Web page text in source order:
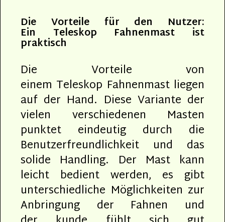
Die Vorteile für den Nutzer:
Ein Teleskop Fahnenmast ist
praktisch
Die Vorteile von
einem Teleskop Fahnenmast liegen
auf der Hand. Diese Variante der
vielen verschiedenen Masten
punktet eindeutig durch die
Benutzerfreundlichkeit und das
solide Handling. Der Mast kann
leicht bedient werden, es gibt
unterschiedliche Möglichkeiten zur
Anbringung der Fahnen und